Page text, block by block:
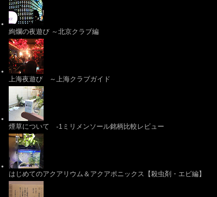
絢爛の夜遊び ～北京クラブ編
上海夜遊び ～上海クラブガイド
煙草について -1ミリメンソール銘柄比較レビュー
はじめてのアクアリウム＆アクアポニックス【殺虫剤・エビ編】